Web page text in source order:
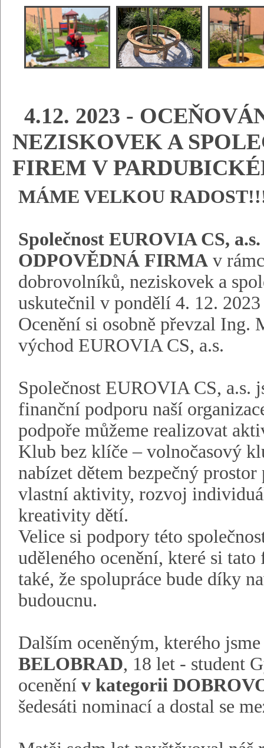
4.12. 2023 -
NEZISKOVEK A
FIREM V
MÁME VELKOU
Společnost EUROVIA CS,
ODPOVĚDNÁ FIRMA v
dobrovolníků, neziskovek a
uskutečnil v pondělí 4. 12.
Ocenění si osobně převzal
východ EUROVIA CS, a.s.
Společnost EUROVIA CS, a.s.
finanční podporu naší
podpoře můžeme realizovat
Klub bez klíče – volnočasový
nabízet dětem bezpečný
vlastní aktivity, rozvoj
kreativity dětí.
Velice si podpory této
uděleného ocenění, které si
také, že spolupráce bude díky
budoucnu.
Dalším oceněným, kterého
BELOBRAD, 18 let - student
ocenění v kategorii
šedesáti nominací a dostal se